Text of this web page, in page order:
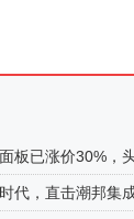
板已涨价30%，头
代，直击潮邦集成